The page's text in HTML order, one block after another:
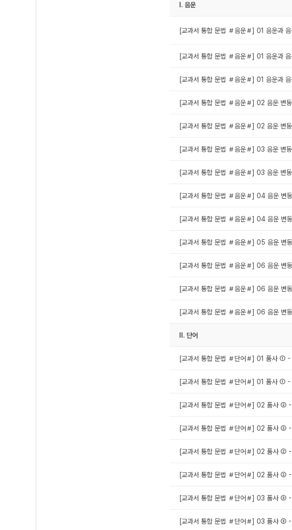
Ⅰ. 음운
[교과서 통합 문법 ＃음운＃] 01 음운과 음
[교과서 통합 문법 ＃음운＃] 01 음운과
[교과서 통합 문법 ＃음운＃] 01 음운과
[교과서 통합 문법 ＃음운＃] 02 음운 변
[교과서 통합 문법 ＃음운＃] 02 음운 변
[교과서 통합 문법 ＃음운＃] 03 음운 변
[교과서 통합 문법 ＃음운＃] 03 음운 변
[교과서 통합 문법 ＃음운＃] 04 음운 변
[교과서 통합 문법 ＃음운＃] 04 음운 변
[교과서 통합 문법 ＃음운＃] 05 음운 변
[교과서 통합 문법 ＃음운＃] 06 음운 변
[교과서 통합 문법 ＃음운＃] 06 음운 변
[교과서 통합 문법 ＃음운＃] 06 음운 변
Ⅱ. 단어
[교과서 통합 문법 ＃단어＃] 01 품사 ① -
[교과서 통합 문법 ＃단어＃] 01 품사 ① -
[교과서 통합 문법 ＃단어＃] 02 품사 ② -
[교과서 통합 문법 ＃단어＃] 02 품사 ② -
[교과서 통합 문법 ＃단어＃] 02 품사 ② -
[교과서 통합 문법 ＃단어＃] 02 품사 ②
[교과서 통합 문법 ＃단어＃] 03 품사 ③ -
[교과서 통합 문법 ＃단어＃] 03 품사 ③ -